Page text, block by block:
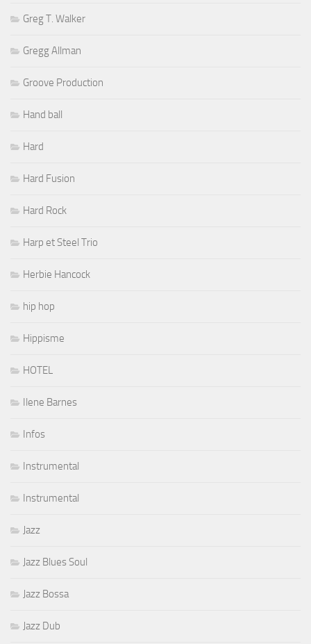
Greg T. Walker
Gregg Allman
Groove Production
Hand ball
Hard
Hard Fusion
Hard Rock
Harp et Steel Trio
Herbie Hancock
hip hop
Hippisme
HOTEL
Ilene Barnes
Infos
Instrumental
Instrumental
Jazz
Jazz Blues Soul
Jazz Bossa
Jazz Dub